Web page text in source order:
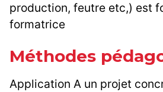
production, feutre etc,) est
formatrice
Méthodes
Application A un projet